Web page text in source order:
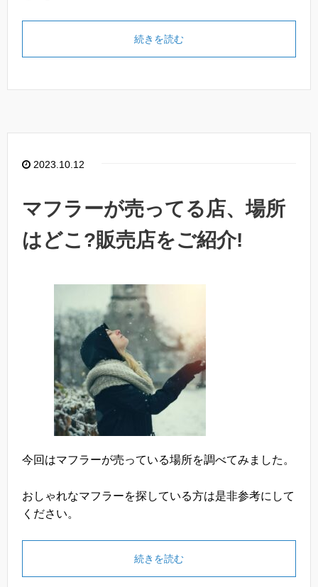
続きを読む
2023.10.12
マフラーが売ってる店、場所
はどこ?販売店をご紹介!
今回はマフラーが売っている場所を調べてみました。
おしゃれなマフラーを探している方は是非参考にして
ください。
続きを読む